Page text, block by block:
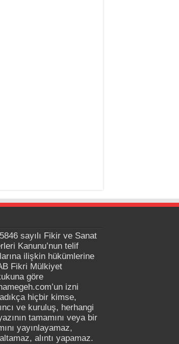
sayılı Fikir ve Sanat
Kanunu’nun telif
ilişkin hükümlerine
Fikri Mülkiyet
göre
izni
hiçbir kimse,
ve kuruluş, herhangi
tamamını veya bir
yayınlayamaz,
alıntı yapamaz.